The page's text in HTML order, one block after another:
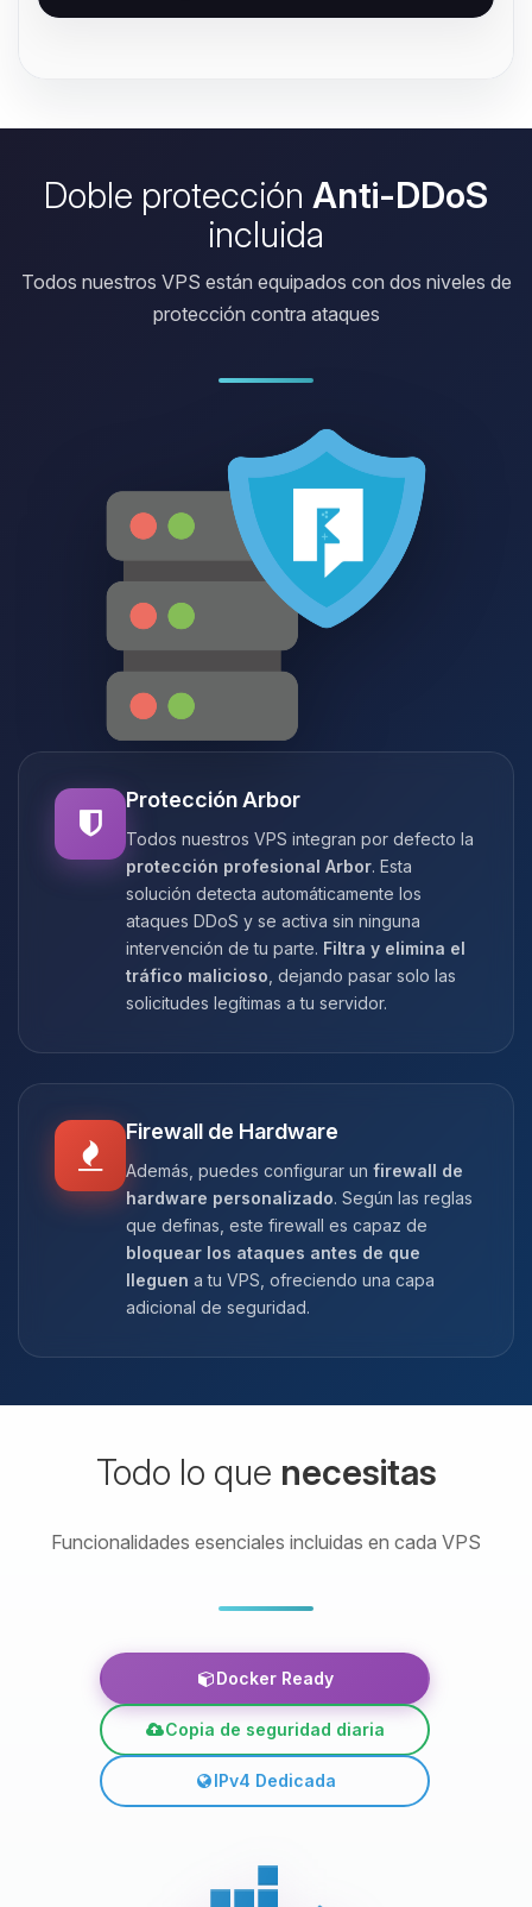
Doble protección Anti-DDoS
incluida
Todos nuestros VPS están equipados con dos niveles de
protección contra ataques
Protección Arbor
Todos nuestros VPS integran por defecto la
protección profesional Arbor. Esta
solución detecta automáticamente los
ataques DDoS y se activa sin ninguna
intervención de tu parte. Filtra y elimina el
tráfico malicioso , dejando pasar solo las
solicitudes legítimas a tu servidor.
Firewall de Hardware
Además, puedes configurar un firewall de
hardware personalizado. Según las reglas
que definas, este firewall es capaz de
bloquear los ataques antes de que
lleguen a tu VPS, ofreciendo una capa
adicional de seguridad.
Todo lo que necesitas
Funcionalidades esenciales incluidas en cada VPS
Docker Ready
Copia de seguridad diaria
IPv4 Dedicada